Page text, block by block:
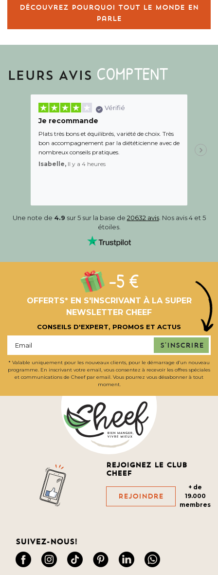
Découvrez pourquoi tout le monde en
parle
LEURS AVIS COMPTENT
Vérifié
Je recommande
Plats très bons et équilibrés, variété de choix. Très
bon accompagnement par la diététicienne avec de
nombreux conseils pratiques.
Isabelle, Il y a 4 heures
de l
aidé
Une note de 4.9 sur 5 sur la base de 20632 avis. Nos avis 4 et 5
étoiles.
-5 €
OFFERTS* EN S'INSCRIVANT À LA SUPER
NEWSLETTER CHEEF
CONSEILS D'EXPERT, PROMOS ET ACTUS
S'inscrire
* Valable uniquement pour les nouveaux clients, pour le démarrage d’un nouveau
programme. En inscrivant votre email, vous consentez à recevoir les offres spéciales
et communications de Cheef par email. Vous pourrez vous désabonner à tout
moment.
Rejoignez le club
cheef
Rejoindre
+ de
19.000
membres
Suivez-nous!